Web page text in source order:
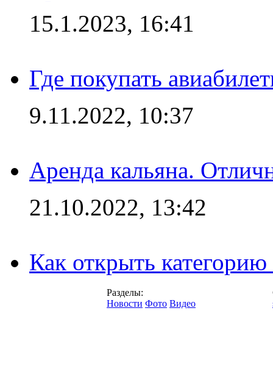
15.1.2023, 16:41
Где покупать
9.11.2022, 10:37
Аренда кальяна.
21.10.2022, 13:42
Как открыть
Разделы:
Новости Фото Видео